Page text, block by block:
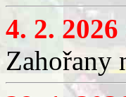
4. 2.
Zahořany